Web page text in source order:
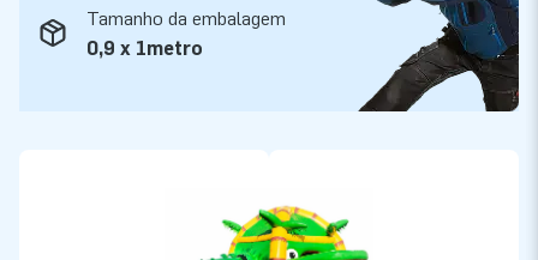
Tamanho da embalagem
0,9 x 1metro